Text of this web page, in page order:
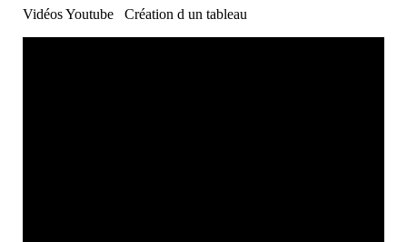
Vidéos Youtube Création d un tableau